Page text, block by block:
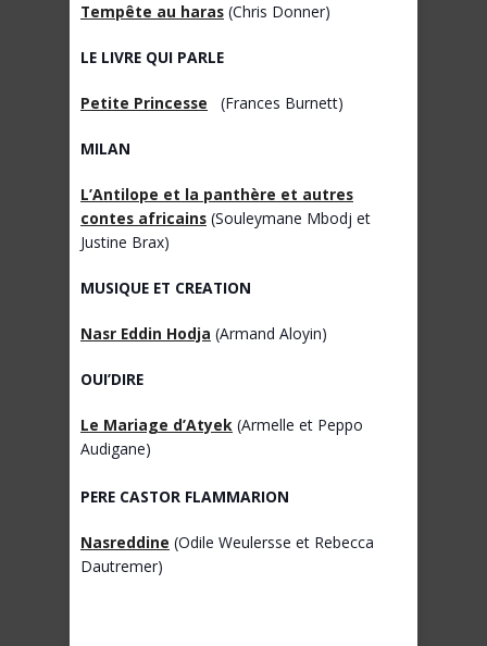
Tempête au haras (Chris Donner)
LE LIVRE QUI PARLE
Petite Princesse (Frances Burnett)
MILAN
L’Antilope et la panthère et autres
contes africains (Souleymane Mbodj et
Justine Brax)
MUSIQUE ET CREATION
Nasr Eddin Hodja (Armand Aloyin)
OUI’DIRE
Le Mariage d’Atyek (Armelle et Peppo
Audigane)
PERE CASTOR FLAMMARION
Nasreddine (Odile Weulersse et Rebecca
Dautremer)